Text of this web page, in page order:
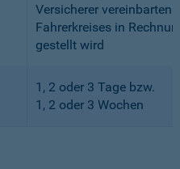
Versicherer vereinbarten
Fahrerkreises in
gestellt wird
1, 2 oder 3 Tage bzw.
1, 2 oder 3 Wochen